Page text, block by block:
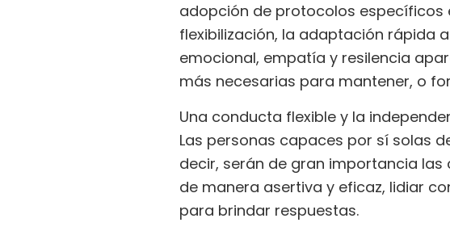
adopción de protocolos
flexibilización, la adaptación rápida
emocional, empatía y resilencia
más necesarias para mantener, o
Una conducta flexible y la
Las personas capaces por sí solas
decir, serán de gran importancia
de manera asertiva y eficaz, lidiar
para brindar respuestas.